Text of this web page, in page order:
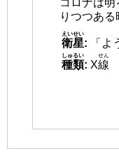
コロナは
りつつある
衛星
えいせい
:
「よ
種類
しゅるい
: X線
せん